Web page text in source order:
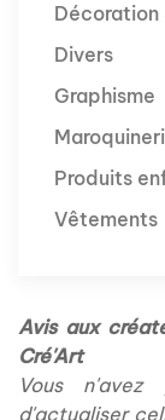
Divers
Graphisme
Produits
Vêtements
Avis aux
Cré'Art
Vous
d'actualiser